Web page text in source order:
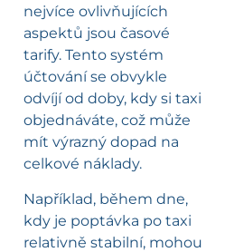
nejvíce ovlivňujících
aspektů jsou časové
tarify. Tento systém
účtování se obvykle
odvíjí od doby, kdy si taxi
objednáváte, což může
mít výrazný dopad na
celkové náklady.
Například, během dne,
kdy je poptávka po taxi
relativně stabilní, mohou